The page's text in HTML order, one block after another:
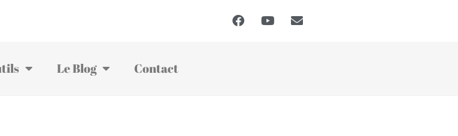
Le Blog Contact